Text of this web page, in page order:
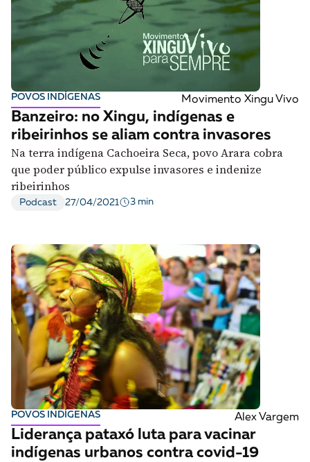
POVOS INDÍGENAS Movimento Xingu Vivo
Banzeiro: no Xingu, indígenas e
ribeirinhos se aliam contra invasores
Na terra indígena Cachoeira Seca, povo Arara cobra
que poder público expulse invasores e indenize
ribeirinhos
Podcast 27/04/2021 3 min
POVOS INDÍGENAS Alex Vargem
Liderança pataxó luta para vacinar
indígenas urbanos contra covid-19